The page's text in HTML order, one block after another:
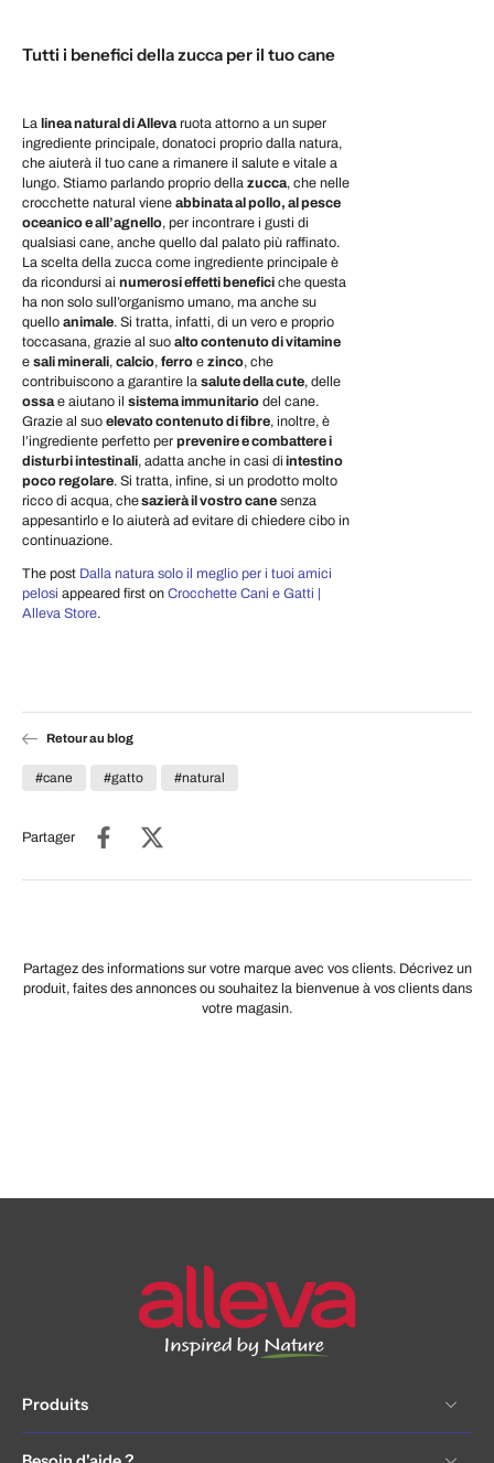
Tutti i benefici della zucca per il tuo cane
La linea natural di Alleva ruota attorno a un super
ingrediente principale, donatoci proprio dalla natura,
che aiuterà il tuo cane a rimanere il salute e vitale a
lungo. Stiamo parlando proprio della zucca, che nelle
crocchette natural viene abbinata al pollo, al pesce
oceanico e all’agnello, per incontrare i gusti di
qualsiasi cane, anche quello dal palato più raffinato.
La scelta della zucca come ingrediente principale è
da ricondursi ai numerosi effetti benefici che questa
ha non solo sull’organismo umano, ma anche su
quello animale. Si tratta, infatti, di un vero e proprio
toccasana, grazie al suo alto contenuto di vitamine
e sali minerali, calcio, ferro e zinco, che
contribuiscono a garantire la salute della cute, delle
ossa e aiutano il sistema immunitario del cane.
Grazie al suo elevato contenuto di fibre, inoltre, è
l’ingrediente perfetto per prevenire e combattere i
disturbi intestinali, adatta anche in casi di intestino
poco regolare. Si tratta, infine, si un prodotto molto
ricco di acqua, chesazierà il vostro cane senza
appesantirlo e lo aiuterà ad evitare di chiedere cibo in
continuazione.
The post Dalla natura solo il meglio per i tuoi amici
pelosi appeared first on Crocchette Cani e Gatti |
Alleva Store.
Retour au blog
#cane #gatto #natural
Partager
Partagez des informations sur votre marque avec vos clients. Décrivez un
produit, faites des annonces ou souhaitez la bienvenue à vos clients dans
votre magasin.
Produits